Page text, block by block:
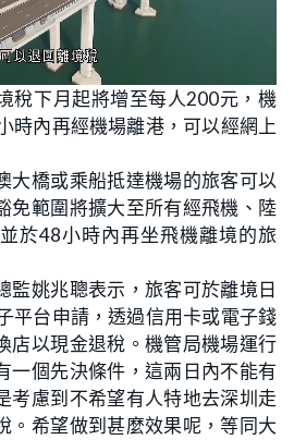
稅下月起將增至每人200元，機
時內再經機場離港，可以經網上
大橋或乘船抵達機場的旅客可以
免範圍將擴大至所有經飛機、陸
於48小時內再坐飛機離境的旅
監姚兆聰表示，旅客可於離境日
平台申請，透過信用卡或電子錢
店以現金退稅。機管局機場運行
一個先決條件，這兩日內不能有
考慮到不希望有人特地去深圳走
。希望做到甚麼效果呢，等同大